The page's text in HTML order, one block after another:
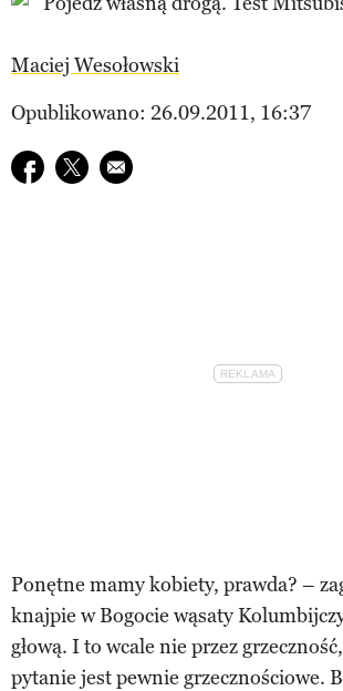
Maciej Wesołowski
Opublikowano: 26.09.2011, 16:37
Udostępnij na facebook
Udostępnij na twitter
E-mail do przyjaciela
Ponętne mamy kobiety, prawda? –
knajpie w Bogocie wąsaty
głową. I to wcale nie przez
pytanie jest pewnie grzecznościowe.